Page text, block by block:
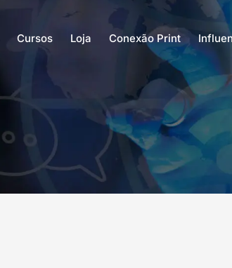
Cursos Loja Conexão Print